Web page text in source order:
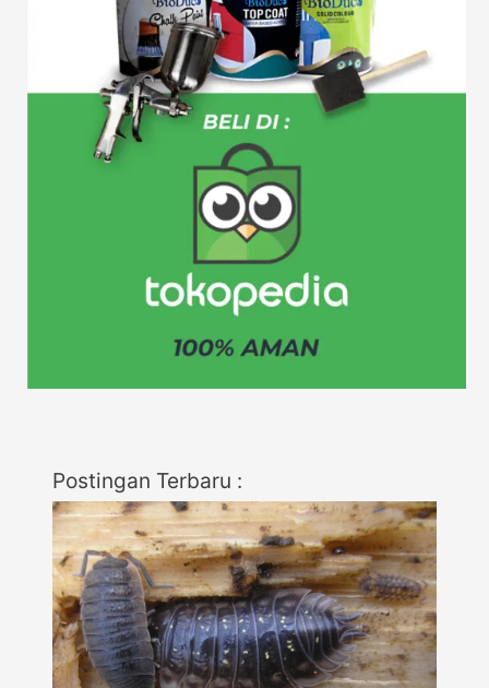
Postingan Terbaru :